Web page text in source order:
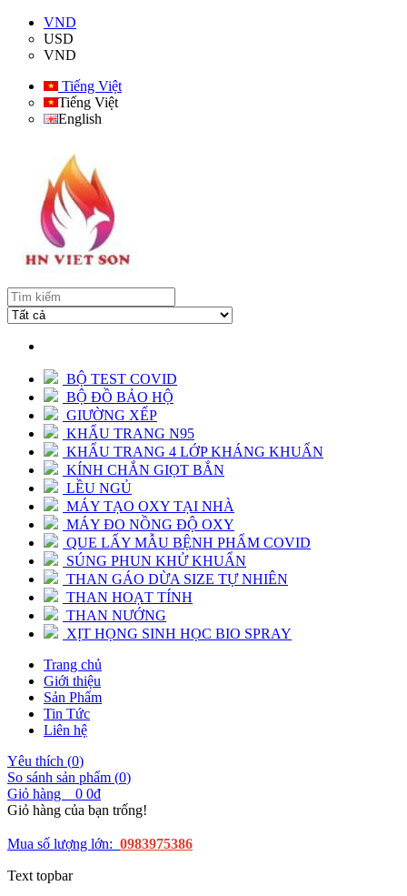
VND
USD
VND
Tiếng Việt
Tiếng Việt
English
BỘ TEST COVID
BỘ ĐỒ BẢO HỘ
GIƯỜNG XẾP
KHẨU TRANG N95
KHẨU TRANG 4 LỚP KHÁNG KHUẨN
KÍNH CHẮN GIỌT BẮN
LỀU NGỦ
MÁY TẠO OXY TẠI NHÀ
MÁY ĐO NỒNG ĐỘ OXY
QUE LẤY MẪU BỆNH PHẨM COVID
SÚNG PHUN KHỬ KHUẨN
THAN GÁO DỪA SIZE TỰ NHIÊN
THAN HOẠT TÍNH
THAN NƯỚNG
XỊT HỌNG SINH HỌC BIO SPRAY
Trang chủ
Giới thiệu
Sản Phẩm
Tin Tức
Liên hệ
Yêu thích (0)
So sánh sản phẩm (0)
Giỏ hàng
0 0đ
Giỏ hàng của bạn trống!
Mua số lượng lớn: 0983975386
Text topbar